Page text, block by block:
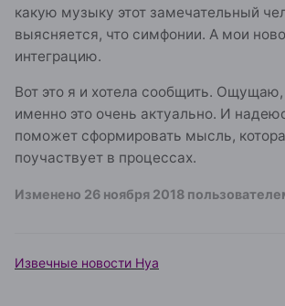
какую музыку этот замечательный
выясняется, что симфонии. А мои
интеграцию.
Вот это я и хотела сообщить. Ощущаю,
именно это очень актуально. И
поможет сформировать мысль,
поучаствует в процессах.
Изменено 26 ноября 2018
Извечные новости Нуа